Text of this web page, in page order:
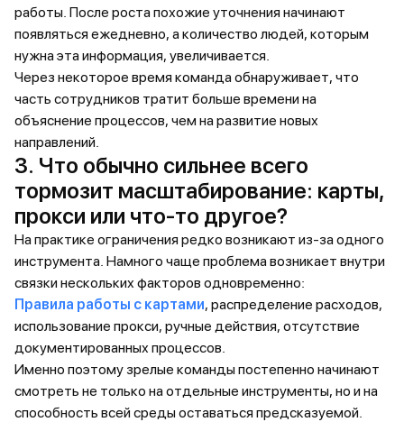
работы. После роста похожие уточнения начинают
появляться ежедневно, а количество людей, которым
нужна эта информация, увеличивается.
Через некоторое время команда обнаруживает, что
часть сотрудников тратит больше времени на
объяснение процессов, чем на развитие новых
направлений.
3. Что обычно сильнее всего
тормозит масштабирование: карты,
прокси или что-то другое?
На практике ограничения редко возникают из-за одного
инструмента. Намного чаще проблема возникает внутри
связки нескольких факторов одновременно:
Правила работы с картами, распределение расходов,
использование прокси, ручные действия, отсутствие
документированных процессов.
Именно поэтому зрелые команды постепенно начинают
смотреть не только на отдельные инструменты, но и на
способность всей среды оставаться предсказуемой.